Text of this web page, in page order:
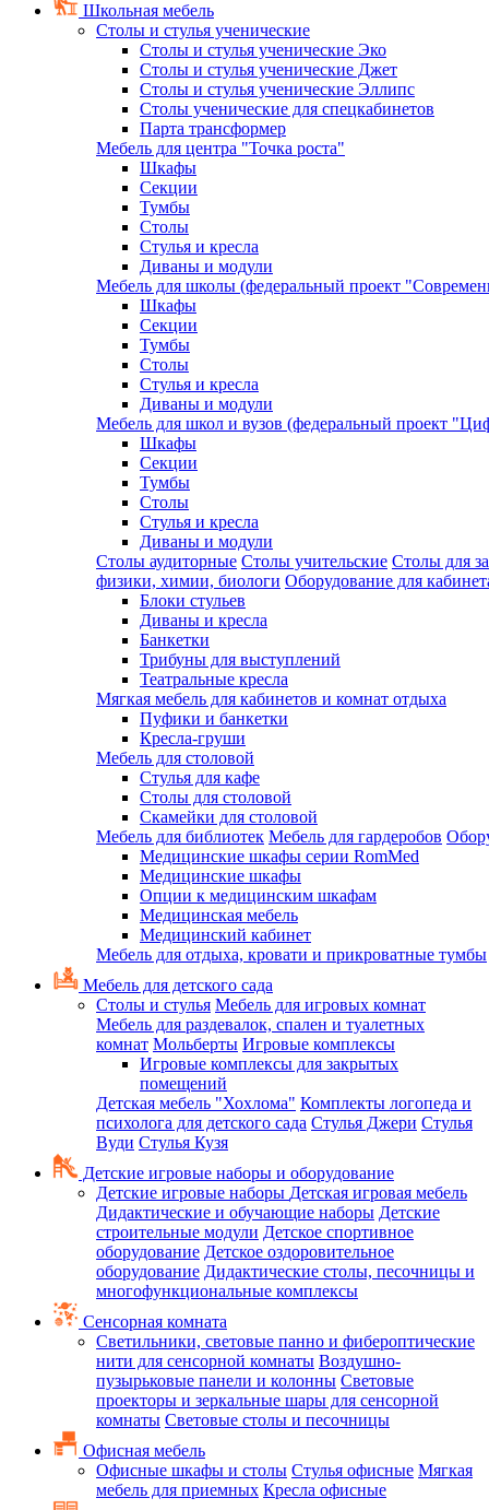
Школьная мебель
Столы и стулья ученические
Столы и стулья ученические Эко
Столы и стулья ученические Джет
Столы и стулья ученические Эллипс
Столы ученические для спецкабинетов
Парта трансформер
Мебель для центра "Точка роста"
Шкафы
Секции
Тумбы
Столы
Стулья и кресла
Диваны и модули
Мебель для школы (федеральный проект
Шкафы
Секции
Тумбы
Столы
Стулья и кресла
Диваны и модули
Мебель для школ и вузов (федеральный проект
Шкафы
Секции
Тумбы
Столы
Стулья и кресла
Диваны и модули
Столы аудиторные Столы учительские Столы для
физики, химии, биологи Оборудование для
Блоки стульев
Диваны и кресла
Банкетки
Трибуны для выступлений
Театральные кресла
Мягкая мебель для кабинетов и комнат отдыха
Пуфики и банкетки
Кресла-груши
Мебель для столовой
Cтулья для кафе
Cтолы для столовой
Скамейки для столовой
Мебель для библиотек Мебель для гардеробов
Медицинские шкафы серии RomMed
Медицинские шкафы
Опции к медицинским шкафам
Медицинская мебель
Медицинский кабинет
Мебель для отдыха, кровати и прикроватные тумбы
Мебель для детского сада
Столы и стулья Мебель для игровых комнат
Мебель для раздевалок, спален и туалетных
комнат Мольберты Игровые комплексы
Игровые комплексы для закрытых
помещений
Детская мебель "Хохлома" Комплекты логопеда и
психолога для детского сада Стулья Джери Стулья
Вуди Стулья Кузя
Детские игровые наборы и оборудование
Детские игровые наборы Детская игровая мебель
Дидактические и обучающие наборы Детские
строительные модули Детское спортивное
оборудование Детское оздоровительное
оборудование Дидактические столы, песочницы и
многофункциональные комплексы
Сенсорная комната
Светильники, световые панно и фибероптические
нити для сенсорной комнаты Воздушно-
пузырьковые панели и колонны Световые
проекторы и зеркальные шары для сенсорной
комнаты Световые столы и песочницы
Офисная мебель
Офисные шкафы и столы Стулья офисные Мягкая
мебель для приемных Кресла офисные